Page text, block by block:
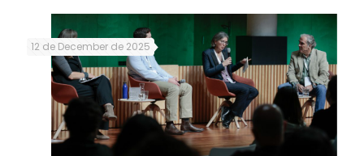
12 de December de 2025